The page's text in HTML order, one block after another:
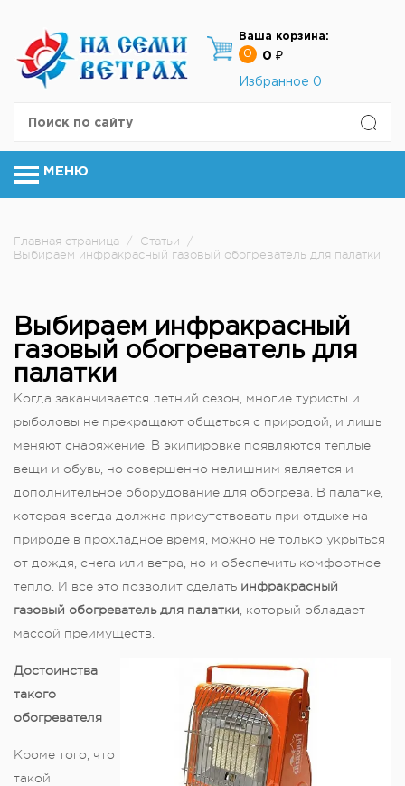
Ваша корзина:
0
0 ₽
Избранное 0
МЕНЮ
Главная страница / Статьи
/
Выбираем инфракрасный газовый обогреватель для палатки
Выбираем инфракрасный
газовый обогреватель для
палатки
Когда заканчивается летний сезон, многие туристы и
рыболовы не прекращают общаться с природой, и лишь
меняют снаряжение. В экипировке появляются теплые
вещи и обувь, но совершенно нелишним является и
дополнительное оборудование для обогрева. В палатке,
которая всегда должна присутствовать при отдыхе на
природе в прохладное время, можно не только укрыться
от дождя, снега или ветра, но и обеспечить комфортное
тепло. И все это позволит сделать инфракрасный
газовый обогреватель для палатки , который обладает
массой преимуществ.
Достоинства
такого
обогревателя
Кроме того, что
такой